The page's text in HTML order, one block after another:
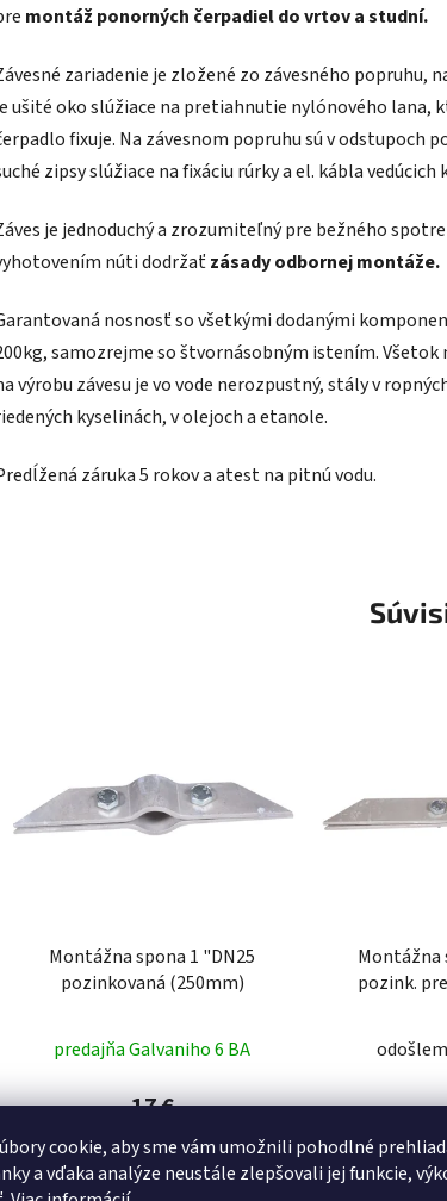
cookie, aby sme vám umožnili pohodlné
a vďaka analýze neustále zlepšovali jej funkcie,
montáž ponorných čerpadiel do vrtov a studní.
zariadenie je zložené zo závesného popruhu,
ušité oko slúžiace na pretiahnutie nylónového lana,
fixuje. Na závesnom popruhu sú v odstupoch
zipsy slúžiace na fixáciu rúrky a el. kábla vedúcich
je jednoduchý a zrozumiteľný pre bežného
núti dodržaťzásady odbornej montáže.
nosnosť so všetkými dodanými
samozrejme so štvornásobným istením.
výrobu závesu je vo vode nerozpustný, stály v
kyselinách, v olejoch a etanole.
záruka 5 rokov a atest na pitnú vodu.
Montážna spona 1 "DN25
pozinkovaná (250mm)
predajňa Galvaniho 6 BA
17 €
DO KOŠÍKA
Montážna
pozink.